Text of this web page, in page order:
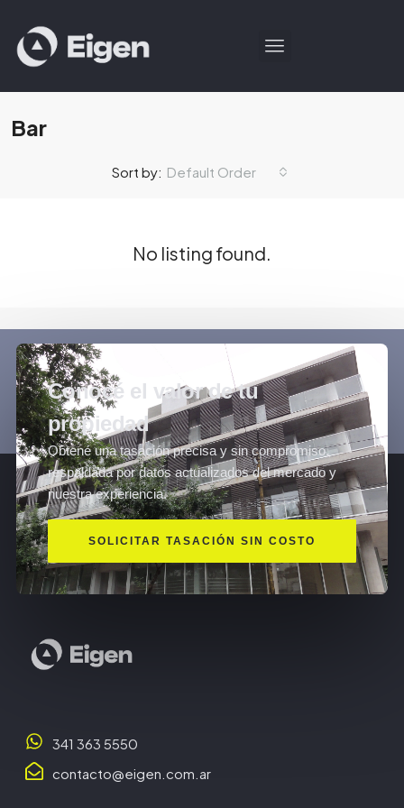
Bar
Sort by: Default Order
No listing found.
Conocé el valor de tu
propiedad
Obtené una tasación precisa y sin compromiso,
respaldada por datos actualizados del mercado y
nuestra experiencia.
SOLICITAR TASACIÓN SIN COSTO
341 363 5550
contacto@eigen.com.ar